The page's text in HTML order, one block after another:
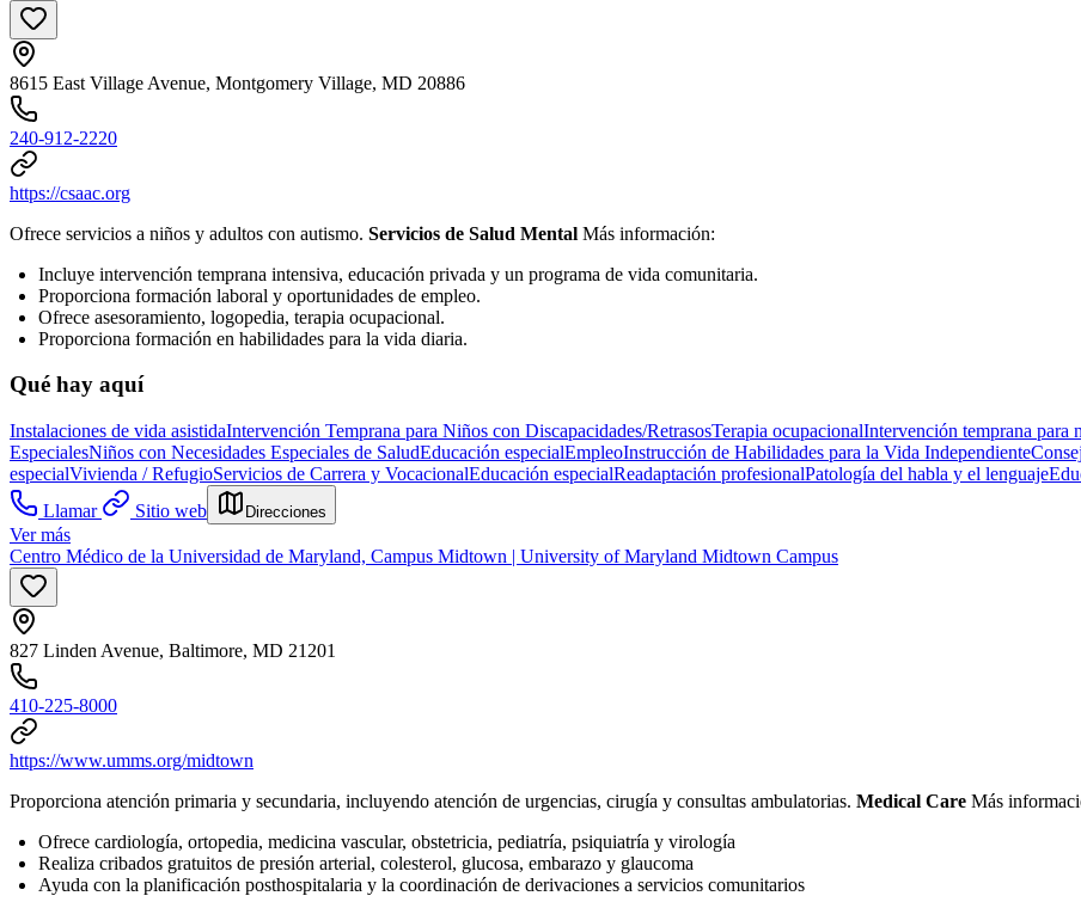
8615 East Village Avenue, Montgomery Village, MD 20886
240-912-2220
https://csaac.org
Ofrece servicios a niños y adultos con autismo. Servicios de Salud Mental Más información:
Incluye intervención temprana intensiva, educación privada y un programa de vida comunitaria.
Proporciona formación laboral y oportunidades de empleo.
Ofrece asesoramiento, logopedia, terapia ocupacional.
Proporciona formación en habilidades para la vida diaria.
Qué hay aquí
Instalaciones de vida asistidaIntervención Temprana para Niños con Discapacidades/RetrasosTerapia ocupacionalIntervención temprana para
EspecialesNiños con Necesidades Especiales de SaludEducación especialEmpleoInstrucción de Habilidades para la Vida Independiente
especialVivienda / RefugioServicios de Carrera y VocacionalEducación especialReadaptación profesionalPatología del habla y el lenguaje
Llamar
Sitio web Direcciones
Ver más
Centro Médico de la Universidad de Maryland, Campus Midtown | University of Maryland Midtown Campus
827 Linden Avenue, Baltimore, MD 21201
410-225-8000
https://www.umms.org/midtown
Proporciona atención primaria y secundaria, incluyendo atención de urgencias, cirugía y consultas ambulatorias. Medical Care Más
Ofrece cardiología, ortopedia, medicina vascular, obstetricia, pediatría, psiquiatría y virología
Realiza cribados gratuitos de presión arterial, colesterol, glucosa, embarazo y glaucoma
Ayuda con la planificación posthospitalaria y la coordinación de derivaciones a servicios comunitarios